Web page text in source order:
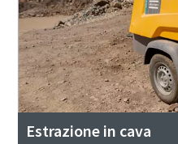
Estrazione in cava